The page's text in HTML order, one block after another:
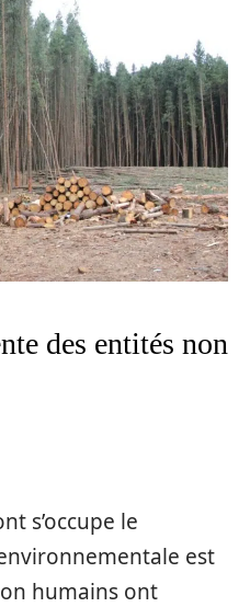
des entités non
s’occupe le
est
humains ont